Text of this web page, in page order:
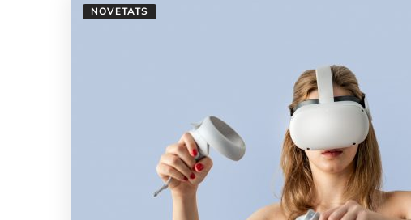
NOVETATS